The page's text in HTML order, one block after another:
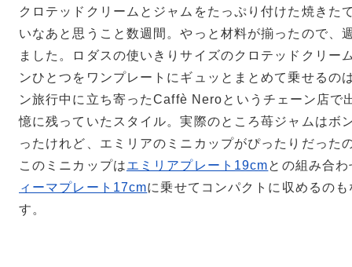
クロテッドクリームとジャムをたっぷり付けた焼きた
いなあと思うこと数週間。やっと材料が揃ったので、
ました。ロダスの使いきりサイズのクロテッドクリー
ンひとつをワンプレートにギュッとまとめて乗せるの
ン旅行中に立ち寄ったCaffè Neroというチェーン店で
憶に残っていたスタイル。実際のところ苺ジャムはボ
ったけれど、エミリアのミニカップがぴったりだった
このミニカップはエミリアプレート19cmとの組み合
ィーマプレート17cmに乗せてコンパクトに収めるの
す。